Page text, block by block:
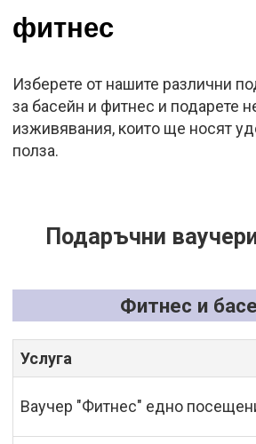
фитнес
Изберете от нашите различни
за басейн и фитнес и подарете
изживявания, които ще носят
полза.
Подаръчни
Фитнес и
Услуга
Ваучер "Фитнес" едно